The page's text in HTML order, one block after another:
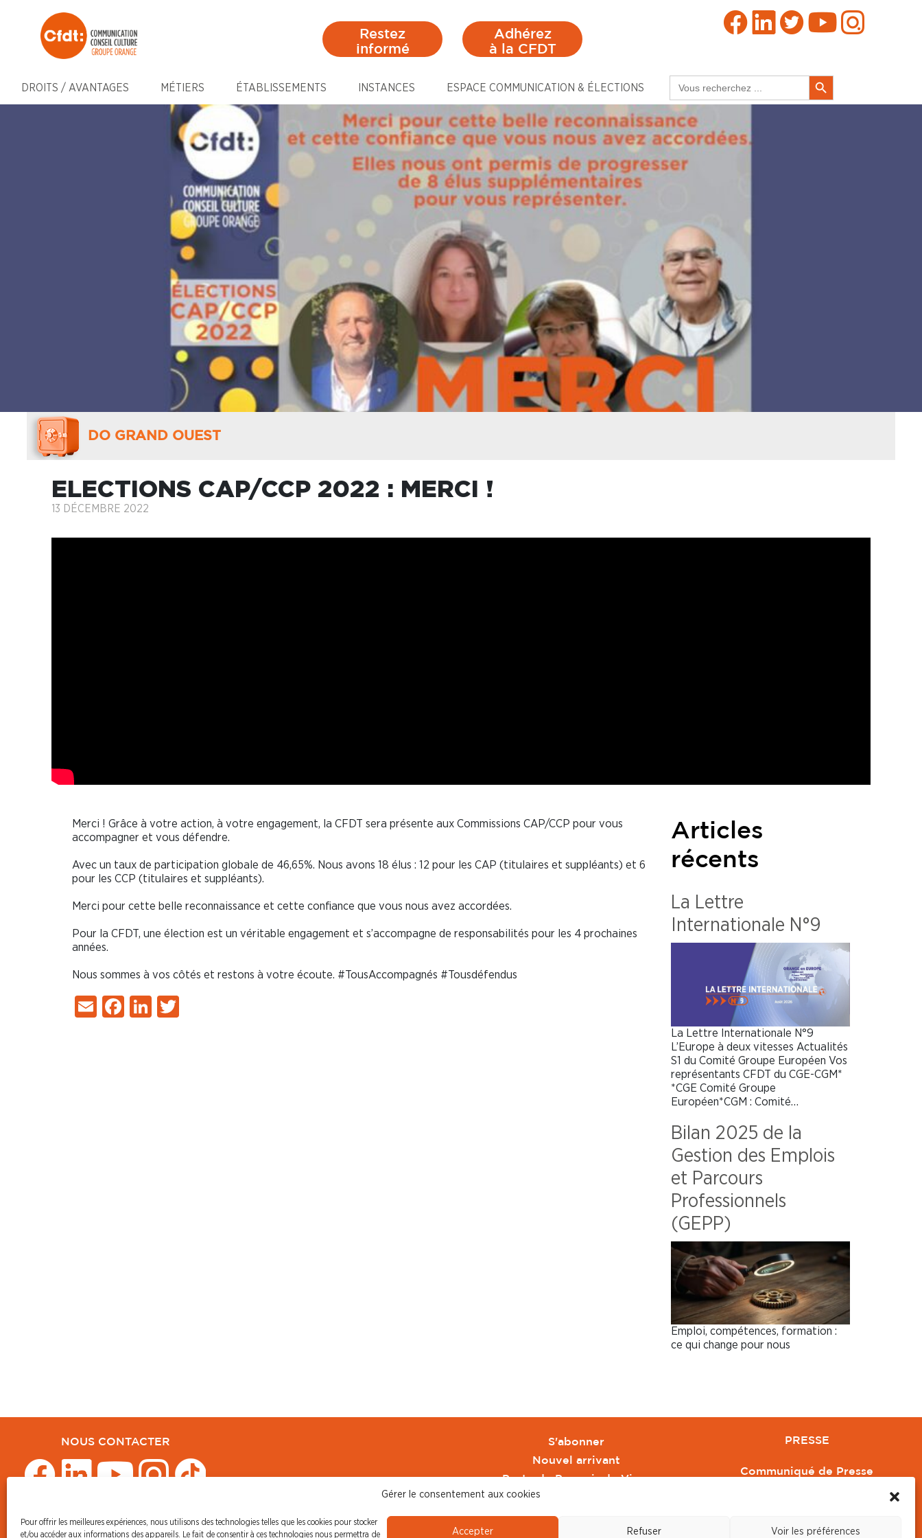
Gérer le consentement aux cookies
Pour offrir les meilleures expériences, nous utilisons des technologies telles que les cookies pour stocker
et/ou accéder aux informations des appareils. Le fait de consentir à ces technologies nous permettra de
Accepter Refuser Voir les préférences
Restez
informé
Adhérez
à la CFDT
DROITS / AVANTAGES MÉTIERS ÉTABLISSEMENTS INSTANCES ESPACE COMMUNICATION & ÉLECTIONS
for:
Search Button
DO GRAND OUEST
ELECTIONS CAP/CCP 2022 : MERCI !
13 DÉCEMBRE 2022
Merci ! Grâce à votre action, à votre engagement, la CFDT sera présente aux Commissions CAP/CCP pour vous
accompagner et vous défendre.
Avec un taux de participation globale de 46,65%. Nous avons 18 élus : 12 pour les CAP (titulaires et suppléants) et 6
pour les CCP (titulaires et suppléants).
Merci pour cette belle reconnaissance et cette confiance que vous nous avez accordées.
Pour la CFDT, une élection est un véritable engagement et s’accompagne de responsabilités pour les 4 prochaines
années.
Nous sommes à vos côtés et restons à votre écoute. #TousAccompagnés #Tousdéfendus
EmailFacebook
LinkedIn
Articles
récents
La Lettre
Internationale N°9
La Lettre Internationale N°9
L’Europe à deux vitesses Actualités
S1 du Comité Groupe Européen Vos
représentants CFDT du CGE-CGM*
*CGE Comité Groupe
Européen*CGM : Comité…
Bilan 2025 de la
Gestion des Emplois
et Parcours
Professionnels
(GEPP)
Emploi, compétences, formation :
ce qui change pour nous
NOUS CONTACTER
© CFDT Orange
S'abonner
Nouvel arrivant
Pacte de Pouvoir de Vivre
Toute l'actu CFDT Orange
PRESSE
Communiqué de Presse